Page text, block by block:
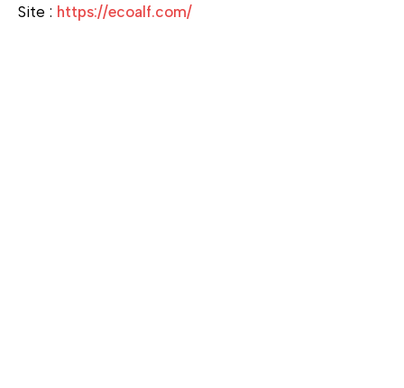
Site : https://ecoalf.com/